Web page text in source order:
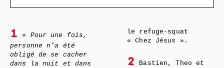
1 « Pour une fois,
personne n’a été
obligé de se cacher
dans la nuit et dans
le refuge-squat
« Chez Jésus ».
2
Bastien, Theo et